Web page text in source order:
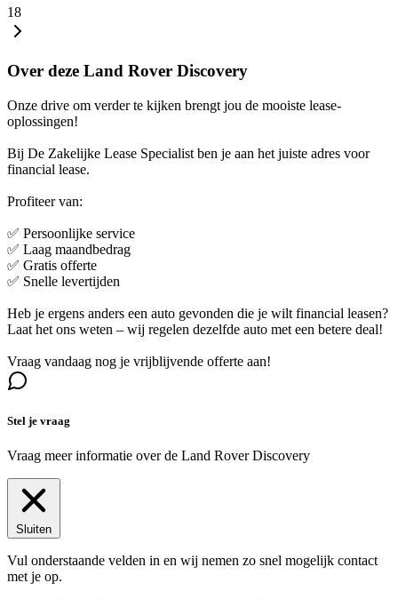
18
Over deze Land Rover Discovery
Onze drive om verder te kijken brengt jou de mooiste lease-
oplossingen!
Bij De Zakelijke Lease Specialist ben je aan het juiste adres voor
financial lease.
Profiteer van:
✅ Persoonlijke service
✅ Laag maandbedrag
✅ Gratis offerte
✅ Snelle levertijden
Heb je ergens anders een auto gevonden die je wilt financial leasen?
Laat het ons weten – wij regelen dezelfde auto met een betere deal!
Vraag vandaag nog je vrijblijvende offerte aan!
Stel je vraag
Vraag meer informatie over de Land Rover Discovery
Sluiten
Vul onderstaande velden in en wij nemen zo snel mogelijk contact
met je op.